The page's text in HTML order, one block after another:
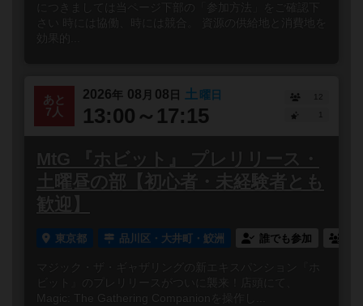
につきましては当ページ下部の「参加方法」をご確認下
さい 時には協働、時には競合。 資源の供給地と消費地を
効果的...
あと
7人
2026年 08 月 08 日 土 曜日
13:00～17:15
12
1
MtG 『ホビット』 プレリリース・
土曜昼の部【初心者・未経験者とも
歓迎】
東京都 品川区・大井町・鮫洲 誰でも参加
マジック・ザ・ギャザリングの新エキスパンション『ホ
ビット』のプレリリースがついに襲来！店頭にて、
Magic: The Gathering Companionを操作し...